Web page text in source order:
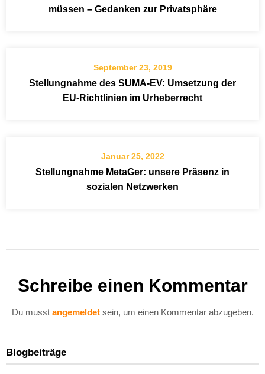
müssen – Gedanken zur Privatsphäre
September 23, 2019
Stellungnahme des SUMA-EV: Umsetzung der
EU-Richtlinien im Urheberrecht
Januar 25, 2022
Stellungnahme MetaGer: unsere Präsenz in
sozialen Netzwerken
Schreibe einen Kommentar
Du musst angemeldetsein, um einen Kommentar abzugeben.
Blogbeiträge